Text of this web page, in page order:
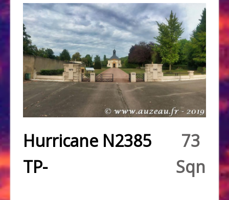
Hurricane N2385
TP-
73
Sqn